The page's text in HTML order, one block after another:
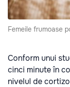
Femeile frumoase
Conform unui
cinci minute în
nivelul de